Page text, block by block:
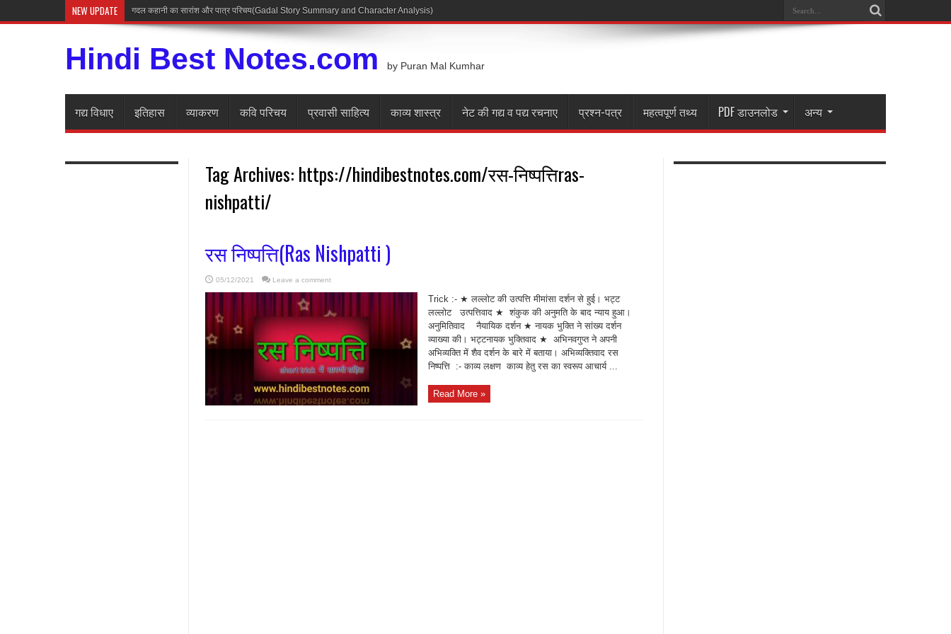
NEW UPDATE गदल कहानी का सारांश और पात्र परिचय(Gadal Story Summary and Character Analysis)
Hindi Best Notes.com by Puran Mal Kumhar
गद्य विधाए इतिहास व्याकरण कवि परिचय प्रवासी साहित्य काव्य शास्त्र नेट की गद्य व पद्य रचनाए प्रश्न-पत्र महत्वपूर्ण तथ्य PDF डाउनलोड अन्य
Tag Archives: https://hindibestnotes.com/रस-निष्पत्तिras-
nishpatti/
रस निष्पत्ति(Ras Nishpatti )
05/12/2021 Leave a comment
Trick :- ★ लल्लोट की उत्पत्ति मीमांसा दर्शन से हुई। भट्ट
लल्लोट उत्पत्तिवाद ★ शंकुक की अनुमति के बाद न्याय हुआ।
अनुमितिवाद नैयायिक दर्शन ★ नायक भुक्ति ने सांख्य दर्शन
व्याख्या की। भट्टनायक भुक्तिवाद ★ अभिनवगुप्त ने अपनी
अभिव्यक्ति में शैव दर्शन के बारे में बताया। अभिव्यक्तिवाद रस
निष्पत्ति :- काव्य लक्षण काव्य हेतु रस का स्वरूप आचार्य ...
Read More »